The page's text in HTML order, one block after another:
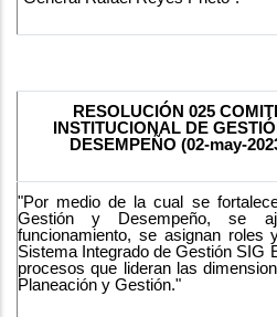
RESOLUCIÓN 025
INSTITUCIONAL DE
DESEMPEÑO (02-may-
"Por medio de la cual se
Gestión y Desempeño, se
funcionamiento, se asignan roles
Sistema Integrado de Gestión SIG
procesos que lideran las
Planeación y Gestión."